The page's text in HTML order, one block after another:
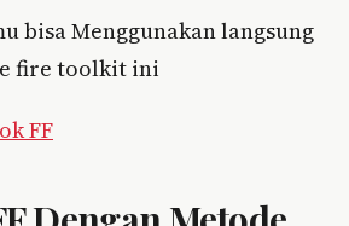
bisa Menggunakan langsung
fire toolkit ini
FF